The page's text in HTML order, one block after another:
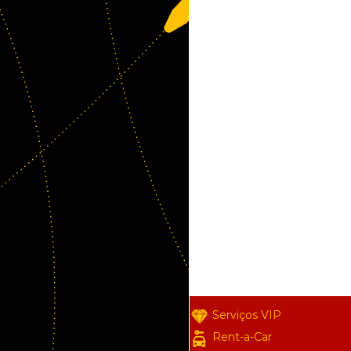
Serviços VIP
Rent-a-Car